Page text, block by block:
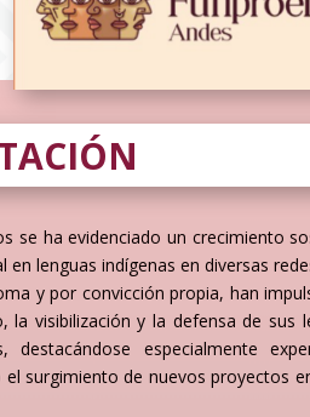
se ha evidenciado un crecimiento
en lenguas indígenas en diversas
y por convicción propia, han
la visibilización y la defensa de sus
destacándose especialmente
el surgimiento de nuevos proyectos